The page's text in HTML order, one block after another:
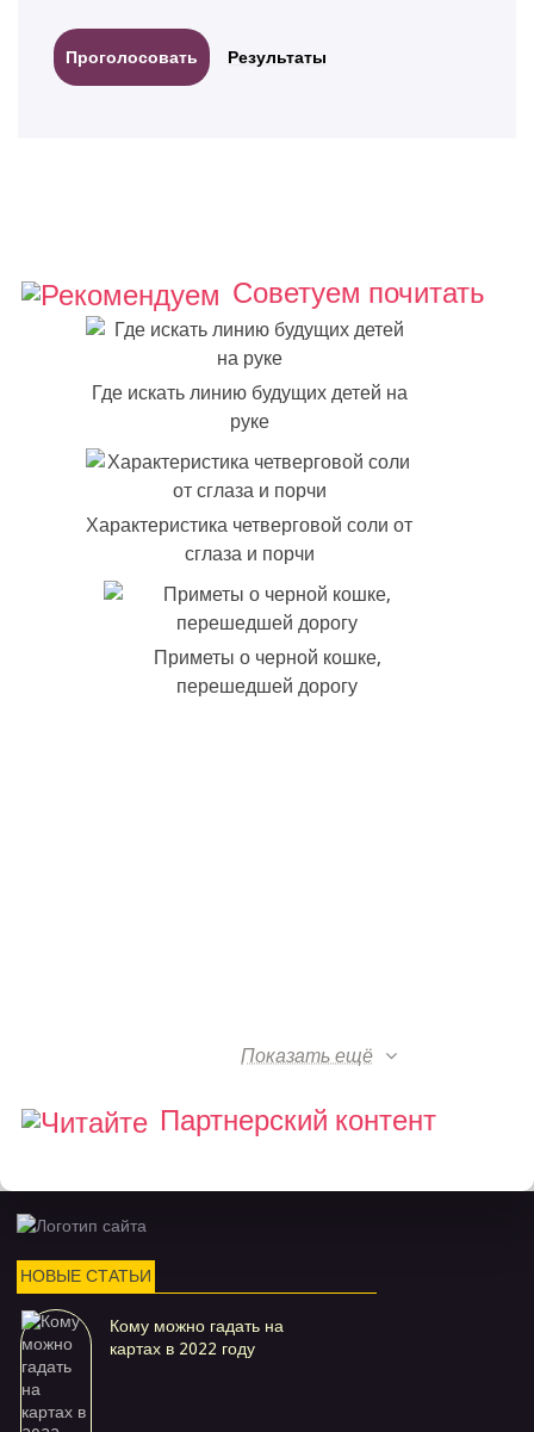
Результаты
Советуем почитать
Где искать линию будущих детей на
руке
Характеристика четверговой соли от
сглаза и порчи
Приметы о черной кошке,
перешедшей дорогу
Показать ещё
Партнерский контент
НОВЫЕ СТАТЬИ
Кому можно гадать на
картах в 2022 году